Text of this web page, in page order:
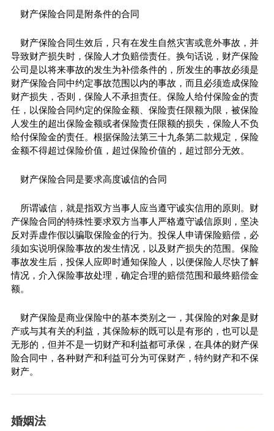
财产保险合同是附条件的合同
财产保险合同生效后，只有在发生自然灾害或意外事故，并
导致财产损失时，保险人才负赔偿责任。换句话说，财产保险
公司是以将来事故的发生为补偿条件的，所发生的事故必须是
财产保险合同中约定事故范围以内的事故，而且必须造成保险
财产损失，否则，保险人不承担责任。保险人给付保险金的责
任，以保险合同约定的保险金额、保险责任限额为限，被保险
人发生的超出保险金额或者保险责任限额的损失，保险人不负
给付保险金的责任。根据保险法第三十九条第二款规定，保险
金额不得超过保险价值，超过保险价值的，超过部分无效。
财产保险合同是要求高度诚信的合同
所谓诚信，就是指双方当事人应当遵守诚实信用的原则。财
产保险合同的特殊性要求双方当事人严格遵守诚信原则，坚决
反对弄虚作假以骗取保险金的行为。投保人申请保险赔偿，必
须如实说明保险事故的发生情况，以及财产损失的范围。保险
事故发生后，投保人应即时通知保险人，以便保险人尽快了解
情况，介入保险事故处理，确定合理的赔偿范围和最终赔偿金
额。
财产保险是商业保险中的基本类别之一，其保险的对象是财
产或与其有关的利益，其保险标的既可以是有形的，也可以是
无形的，但并不是一切财产和利益都可承保，在具体的财产保
险合同中，各种财产和利益可分为可保财产，特约财产和不保
财产。
婚姻法